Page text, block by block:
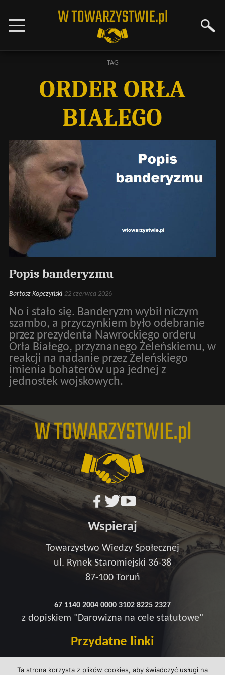
TAG
ORDER ORŁA
BIAŁEGO
Popis banderyzmu
Bartosz Kopczyński 22 czerwca 2026
No i stało się. Banderyzm wybił niczym
szambo, a przyczynkiem było odebranie
przez prezydenta Nawrockiego orderu
Orła Białego, przyznanego Żeleńskiemu, w
reakcji na nadanie przez Żeleńskiego
imienia bohaterów upa jednej z
jednostek wojskowych.
Ta strona korzysta z plików cookies, aby świadczyć usługi na
Wspieraj
Towarzystwo Wiedzy Społecznej
ul. Rynek Staromiejski 36-38
87-100 Toruń
67 1140 2004 0000 3102 8225 2327
z dopiskiem "Darowizna na cele statutowe"
Przydatne linki